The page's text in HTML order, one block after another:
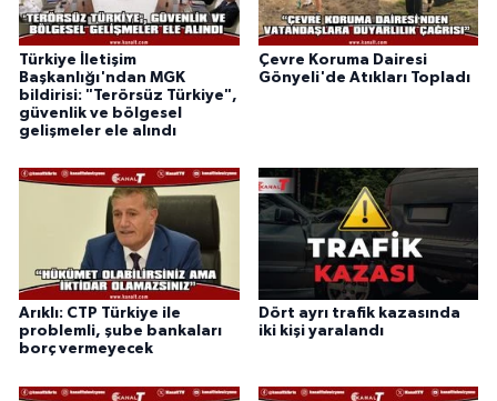
Türkiye İletişim
Başkanlığı'ndan MGK
bildirisi: "Terörsüz Türkiye",
güvenlik ve bölgesel
gelişmeler ele alındı
Çevre Koruma Dairesi
Gönyeli'de Atıkları Topladı
Arıklı: CTP Türkiye ile
problemli, şube bankaları
borç vermeyecek
Dört ayrı trafik kazasında
iki kişi yaralandı